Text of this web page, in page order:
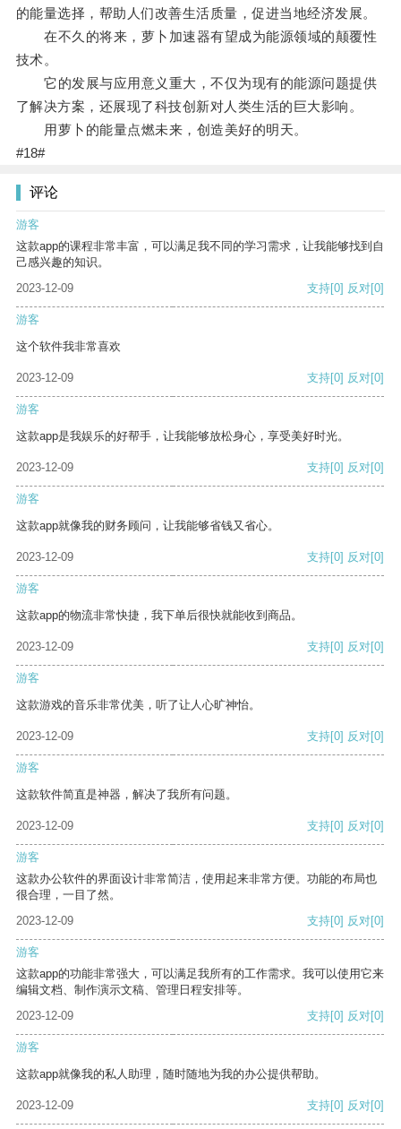
的能量选择，帮助人们改善生活质量，促进当地经济发展。
在不久的将来，萝卜加速器有望成为能源领域的颠覆性
技术。
它的发展与应用意义重大，不仅为现有的能源问题提供
了解决方案，还展现了科技创新对人类生活的巨大影响。
用萝卜的能量点燃未来，创造美好的明天。
#18#
评论
游客
这款app的课程非常丰富，可以满足我不同的学习需求，让我能够找到自
己感兴趣的知识。
2023-12-09
支持[0] 反对[0]
游客
这个软件我非常喜欢
2023-12-09 支持[0] 反对[0]
游客
这款app是我娱乐的好帮手，让我能够放松身心，享受美好时光。
2023-12-09 支持[0] 反对[0]
游客
这款app就像我的财务顾问，让我能够省钱又省心。
2023-12-09 支持[0] 反对[0]
游客
这款app的物流非常快捷，我下单后很快就能收到商品。
2023-12-09 支持[0] 反对[0]
游客
这款游戏的音乐非常优美，听了让人心旷神怡。
2023-12-09 支持[0] 反对[0]
游客
这款软件简直是神器，解决了我所有问题。
2023-12-09 支持[0] 反对[0]
游客
这款办公软件的界面设计非常简洁，使用起来非常方便。功能的布局也
很合理，一目了然。
2023-12-09
支持[0] 反对[0]
游客
这款app的功能非常强大，可以满足我所有的工作需求。我可以使用它来
编辑文档、制作演示文稿、管理日程安排等。
2023-12-09
支持[0] 反对[0]
游客
这款app就像我的私人助理，随时随地为我的办公提供帮助。
2023-12-09 支持[0] 反对[0]